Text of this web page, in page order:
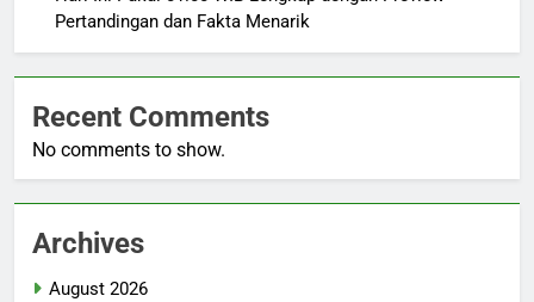
Pertandingan dan Fakta Menarik
Recent Comments
No comments to show.
Archives
August 2026